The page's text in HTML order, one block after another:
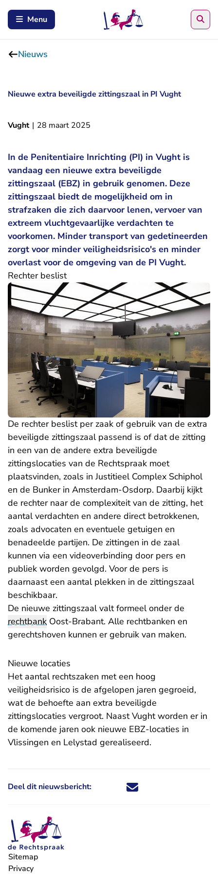
Menu
Nieuws
Nieuwe extra beveiligde zittingszaal in PI Vught
Vught | 28 maart 2025
In de Penitentiaire Inrichting (PI) in Vught is
vandaag een nieuwe extra beveiligde
zittingszaal (EBZ) in gebruik genomen. Deze
zittingszaal biedt de mogelijkheid om in
strafzaken die zich daarvoor lenen, vervoer van
extreem vluchtgevaarlijke verdachten te
voorkomen. Minder transport van gedetineerden
zorgt voor minder veiligheidsrisico's en minder
overlast voor de omgeving van de PI Vught.
Rechter beslist
De rechter beslist per zaak of gebruik van de extra
beveiligde zittingszaal passend is of dat de zitting
in een van de andere extra beveiligde
zittingslocaties van de Rechtspraak moet
plaatsvinden, zoals in Justitieel Complex Schiphol
en de Bunker in Amsterdam-Osdorp. Daarbij kijkt
de rechter naar de complexiteit van de zitting, het
aantal verdachten en andere direct betrokkenen,
zoals advocaten en eventuele getuigen en
benadeelde partijen. De zittingen in de zaal
kunnen via een videoverbinding door pers en
publiek worden gevolgd. Voor de pers is
daarnaast een aantal plekken in de zittingszaal
beschikbaar.
De nieuwe zittingszaal valt formeel onder de
rechtbank Oost-Brabant. Alle rechtbanken en
gerechtshoven kunnen er gebruik van maken.
Nieuwe locaties
Het aantal rechtszaken met een hoog
veiligheidsrisico is de afgelopen jaren gegroeid,
wat de behoefte aan extra beveiligde
zittingslocaties vergroot. Naast Vught worden er in
de komende jaren ook nieuwe EBZ-locaties in
Vlissingen en Lelystad gerealiseerd.
Deel dit nieuwsbericht: Deel dit nieuwsbericht via X -
Deel dit nieuwsbericht via
Deel dit nieuwsbericht
Deel dit
Sitemap
Privacy